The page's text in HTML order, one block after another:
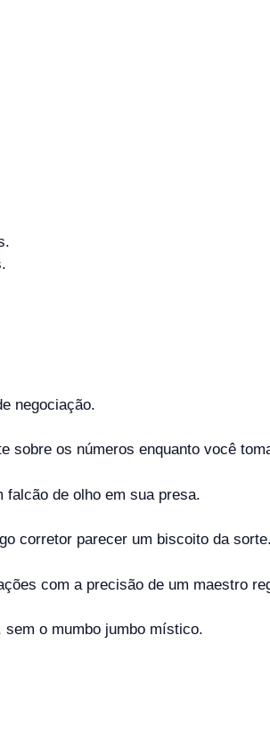
negociação.
sobre os números enquanto você
falcão de olho em sua presa.
corretor parecer um biscoito da sorte.
com a precisão de um maestro
o mumbo jumbo místico.